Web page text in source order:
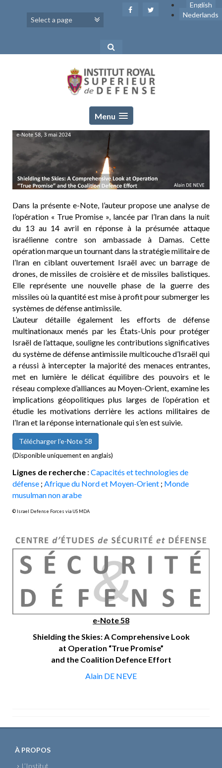
English
Nederlands
Menu
Dans la présente e-Note, l’auteur propose une analyse de
l’opération « True Promise », lancée par l’Iran dans la nuit
du 13 au 14 avril en réponse à la présumée attaque
israélienne contre son ambassade à Damas. Cette
opération marque un tournant dans la stratégie militaire de
l’Iran en ciblant ouvertement Israël avec un barrage de
drones, de missiles de croisière et de missiles balistiques.
Elle représente une nouvelle phase de la guerre des
missiles où la quantité est mise à profit pour submerger les
systèmes de défense antimissile.
L’auteur détaille également les efforts de défense
multinationaux menés par les États-Unis pour protéger
Israël de l’attaque, souligne les contributions significatives
du système de défense antimissile multicouche d’Israël qui
a réussi à intercepter la majorité des menaces entrantes,
met en lumière le délicat équilibre des pouvoirs et le
réseau complexe d’alliances au Moyen-Orient, examine les
implications géopolitiques plus larges de l’opération et
étudie les motivations derrière les actions militaires de
l’Iran et la réponse internationale qui s’en est suivie.
Télécharger l’e-Note 58
(Disponible uniquement en anglais)
Lignes de recherche : Capacités et technologies de
défense ; Afrique du Nord et Moyen-Orient ; Monde
musulman non arabe
© Israel Defense Forces via US MDA
e-Note 58
Shielding the Skies:A Comprehensive Look
at Operation “True Promise”
and the Coalition Defence Effort
Alain DE NEVE
À PROPOS
L’Institut